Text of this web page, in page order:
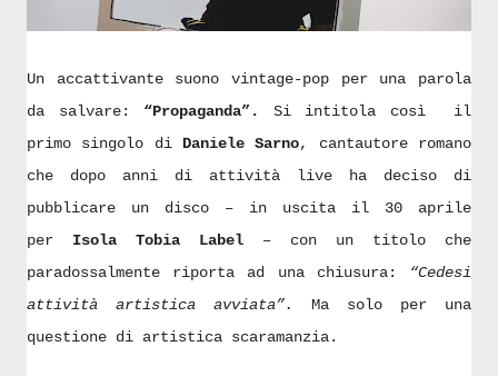
Un accattivante suono vintage-pop per una parola
da salvare: “Propaganda”.
Si intitola così il
primo singolo di Daniele Sarno, cantautore romano
che dopo anni di attività live ha deciso di
pubblicare un disco – in uscita il 30 aprile
per Isola Tobia Label – con un titolo che
paradossalmente riporta ad una chiusura:
“Cedesi
attività artistica avviata”.
Ma solo per una
questione di artistica scaramanzia.